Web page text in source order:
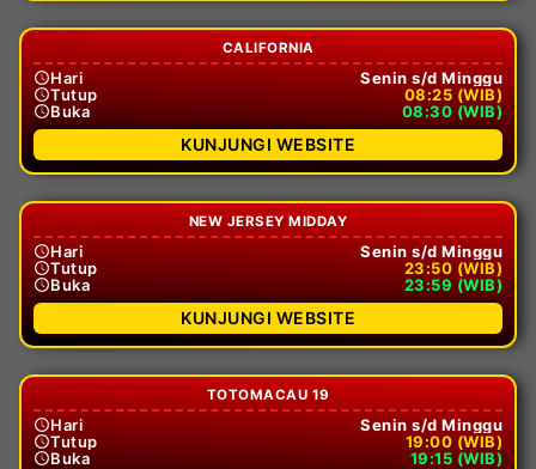
CALIFORNIA
Hari
Senin s/d Minggu
Tutup
08:25 (WIB)
Buka
08:30 (WIB)
KUNJUNGI WEBSITE
NEW JERSEY MIDDAY
Hari
Senin s/d Minggu
Tutup
23:50 (WIB)
Buka
23:59 (WIB)
KUNJUNGI WEBSITE
TOTOMACAU 19
Hari
Senin s/d Minggu
Tutup
19:00 (WIB)
Buka
19:15 (WIB)